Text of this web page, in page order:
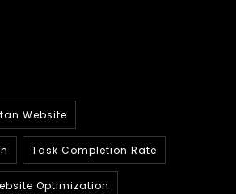
Website
Task Completion Rate
Optimization